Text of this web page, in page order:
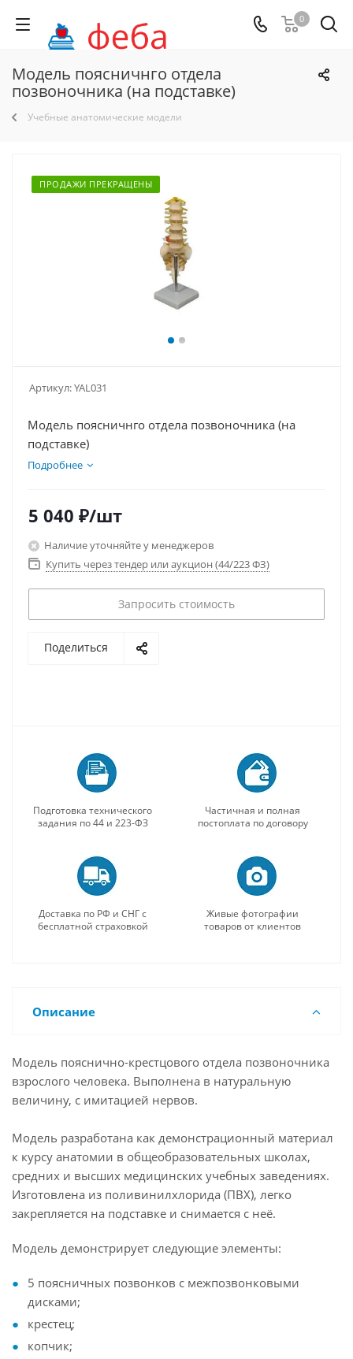
0
Модель поясничнго отдела
позвоночника (на подставке)
Учебные анатомические модели
ПРОДАЖИ ПРЕКРАЩЕНЫ
Артикул:YAL031
Модель поясничнго отдела позвоночника (на
подставке)
Подробнее
5 040 ₽/шт
Наличие уточняйте у менеджеров
Купить через тендер или аукцион (44/223 ФЗ)
Запросить стоимость
Поделиться
Подготовка технического
задания по 44 и 223-ФЗ
Частичная и полная
постоплата по договору
Доставка по РФ и СНГ с
бесплатной страховкой
Живые фотографии
товаров от клиентов
Описание
Модель пояснично-крестцового отдела позвоночника
взрослого человека. Выполнена в натуральную
величину, с имитацией нервов.
Модель разработана как демонстрационный материал
к курсу анатомии в общеобразовательных школах,
средних и высших медицинских учебных заведениях.
Изготовлена из поливинилхлорида (ПВХ), легко
закрепляется на подставке и снимается с неё.
Модель демонстрирует следующие элементы:
5 поясничных позвонков с межпозвонковыми
дисками;
крестец;
копчик;